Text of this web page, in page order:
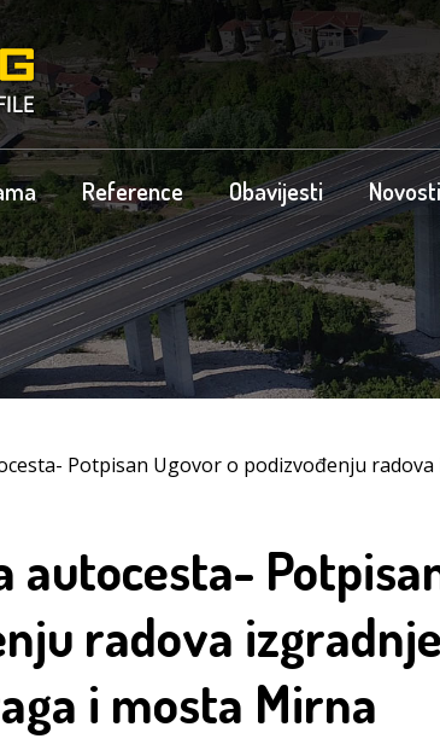
Reference Obavijesti Novosti
Potpisan Ugovor o podizvođenju
autocesta-
radova
i mosta Mirna